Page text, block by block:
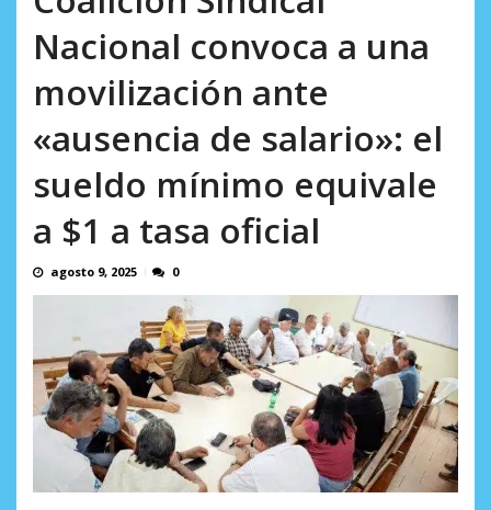
Nacional convoca a una
movilización ante
«ausencia de salario»: el
sueldo mínimo equivale
a $1 a tasa oficial
agosto 9, 2025 0